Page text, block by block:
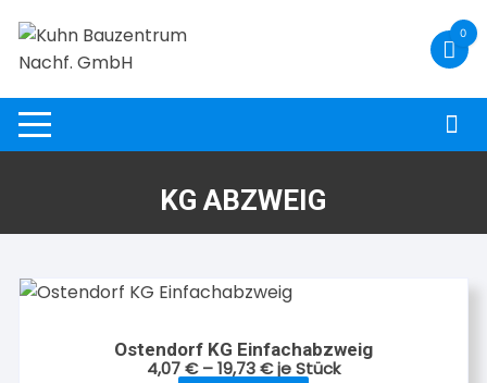
Inhalt
springen
0
KG ABZWEIG
Ostendorf KG Einfachabzweig
4,07€–19,73€je Stück